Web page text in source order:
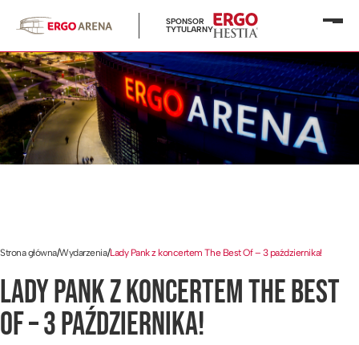
SPONSOR
TYTULARNY
Strona główna/Wydarzenia/Lady Pank z koncertem The Best Of – 3 października!
LADY PANK Z KONCERTEM THE BEST
OF – 3 PAŹDZIERNIKA!